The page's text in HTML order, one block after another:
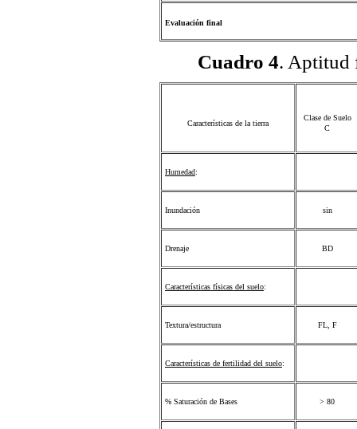
Evaluación final
Cuadro 4. Aptitud
Características de la tierra
Clase de Suelo
C
Humedad:
Inundación sin
Drenaje BD
Características físicas del suelo:
Textura/estructura FL, F
Características de fertilidad del suelo:
% Saturación de Bases > 80